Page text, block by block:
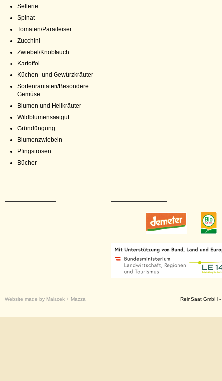
Sellerie
Spinat
Tomaten/Paradeiser
Zucchini
Zwiebel/Knoblauch
Kartoffel
Küchen- und Gewürzkräuter
Sortenraritäten/Besondere
Gemüse
Blumen und Heilkräuter
Wildblumensaatgut
Gründüngung
Blumenzwiebeln
Pfingstrosen
Bücher
Website made by Malacek + Mazza ReinSaat GmbH